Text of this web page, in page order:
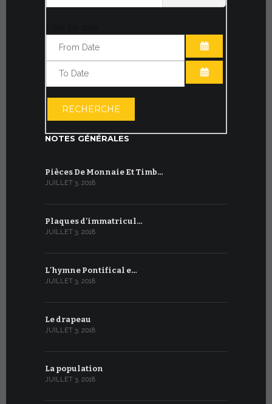
OUVRIR LE
RECHERCHE
NOTES GÉNÉRALES
Pièces De Monnaie Et Timb…
JUILLET 3, 2018
Plaques d'immatricul…
JUILLET 3, 2018
L'hymne Pontifical e…
JUILLET 3, 2018
Le drapeau
JUILLET 3, 2018
La population
JUILLET 3, 2018